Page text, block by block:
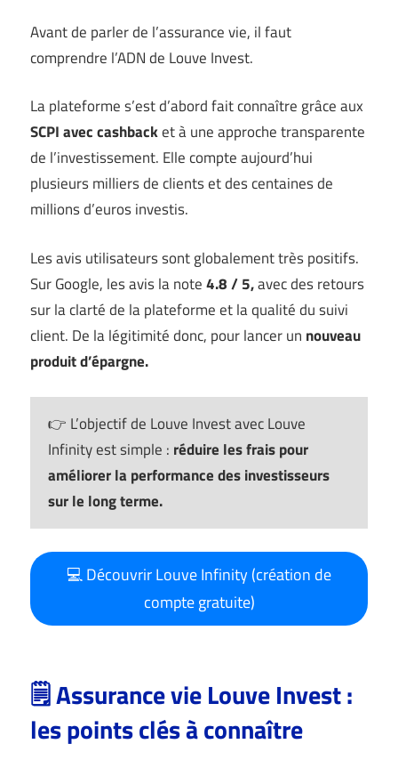
Avant de parler de l’assurance vie, il faut
comprendre l’ADN de Louve Invest.
La plateforme s’est d’abord fait connaître grâce aux
SCPI avec cashbacket à une approche transparente
de l’investissement. Elle compte aujourd’hui
plusieurs milliers de clients et des centaines de
millions d’euros investis.
Les avis utilisateurs sont globalement très positifs.
Sur Google, les avis la note4.8 / 5,avec des retours
sur la clarté de la plateforme et la qualité du suivi
client. De la légitimité donc, pour lancer un nouveau
produit d’épargne.
👉 L’objectif de Louve Invest avec Louve
Infinity est simple : réduire les frais pour
améliorer la performance des investisseurs
sur le long terme.
💻 Découvrir Louve Infinity (création de
compte gratuite)
🗒️ Assurance vie Louve Invest :
les points clés à connaître